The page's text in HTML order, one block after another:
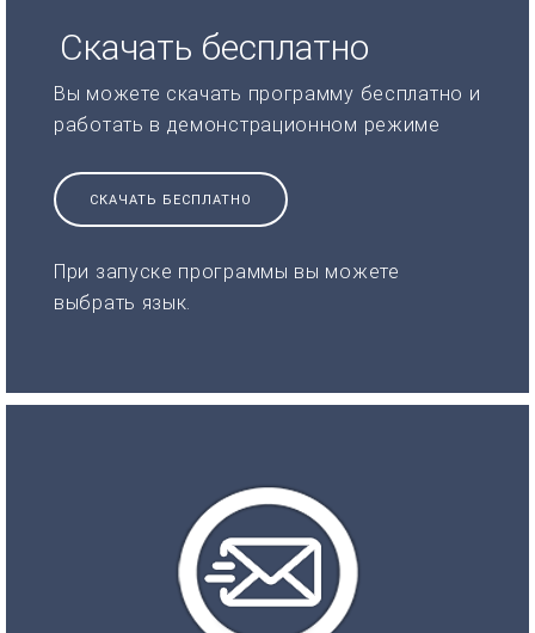
Скачать бесплатно
Вы можете скачать программу бесплатно и
работать в демонстрационном режиме
СКАЧАТЬ БЕСПЛАТНО
При запуске программы вы можете
выбрать язык.